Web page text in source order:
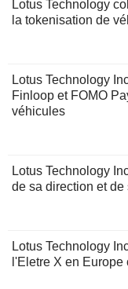
Lotus Technology
la tokenisation de
Lotus Technology
Finloop et FOMO
véhicules
Lotus Technology
de sa direction et
Lotus Technology
l'Eletre X en